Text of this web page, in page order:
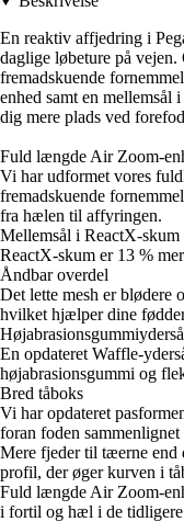
En reaktiv affjedring i
daglige løbeture på
fremadskuende
enhed samt en mellemsål
dig mere plads ved
Fuld længde Air Zoom-
Vi har udformet vores
fremadskuende
fra hælen til affyringen.
Mellemsål i ReactX-skum
ReactX-skum er 13 %
Åndbar overdel
Det lette mesh er blødere
hvilket hjælper dine
En opdateret Waffle-
højabrasionsgummi og
Bred tåboks
Vi har opdateret
foran foden sammenlignet
Mere fjeder til tæerne end
profil, der øger kurven i
Fuld længde Air Zoom-
i fortil og hæl i de tidligere